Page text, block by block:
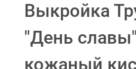
Выкройка
"День
кожаный